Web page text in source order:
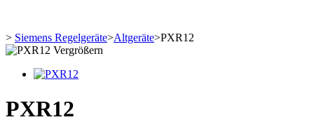
> Siemens Regelgeräte>Altgeräte>PXR12
Vergrößern
PXR12